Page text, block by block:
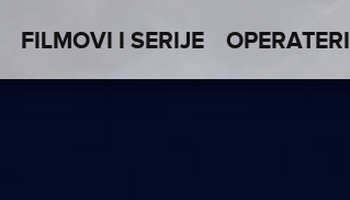
FILMOVI I SERIJE OPERATERI